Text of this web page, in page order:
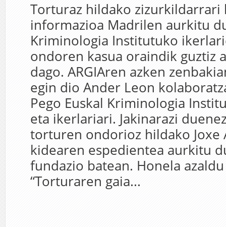
Torturaz hildako zizurkildarrari
informazioa Madrilen aurkitu
Kriminologia Institutuko
ondoren kasua oraindik guztiz
dago. ARGIAren azken
egin dio Ander Leon
Pego Euskal Kriminologia
eta ikerlariari. Jakinarazi
torturen ondorioz hildako Joxe
kidearen espedientea aurkitu
fundazio batean. Honela
“Torturaren gaia...